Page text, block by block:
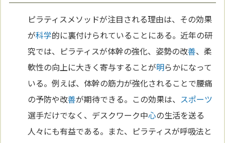
ピラティスメソッドが注目される理由は、その効果
が科学的に裏付けられていることにある。近年の研
究では、ピラティスが体幹の強化、姿勢の改善、柔
軟性の向上に大きく寄与することが明らかになって
いる。例えば、体幹の筋力が強化されることで腰痛
の予防や改善が期待できる。この効果は、 スポーツ
選手だけでなく、デスクワーク中心の生活を送る
人々にも有益である。また、ピラティスが呼吸法と